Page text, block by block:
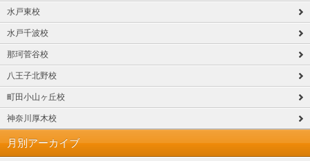
水戸東校
水戸千波校
那珂菅谷校
八王子北野校
町田小山ヶ丘校
神奈川厚木校
月別アーカイブ